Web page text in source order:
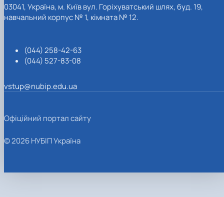
03041, Україна, м. Київ вул. Горіхуватський шлях, буд. 19,
навчальний корпус № 1, кімната № 12.
(044) 258-42-63
(044) 527-83-08
vstup@nubip.edu.ua
Офіційний портал сайту
© 2026 НУБІП Україна